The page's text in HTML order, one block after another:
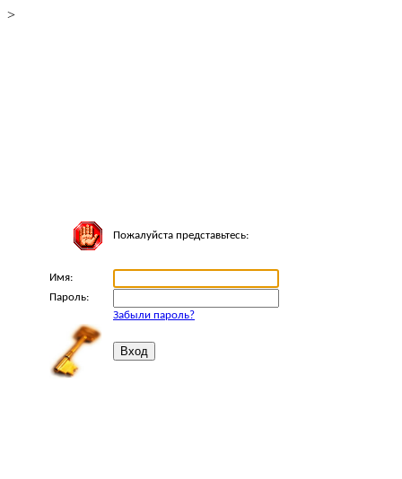
>
Пожалуйста представьтесь:
Имя:
Пароль:
Забыли пароль?